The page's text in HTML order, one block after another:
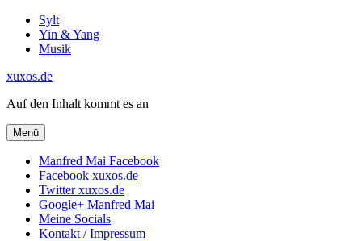
Sylt
Yin & Yang
Musik
xuxos.de
Auf den Inhalt kommt es an
Menü
Manfred Mai Facebook
Facebook xuxos.de
Twitter xuxos.de
Google+ Manfred Mai
Meine Socials
Kontakt / Impressum